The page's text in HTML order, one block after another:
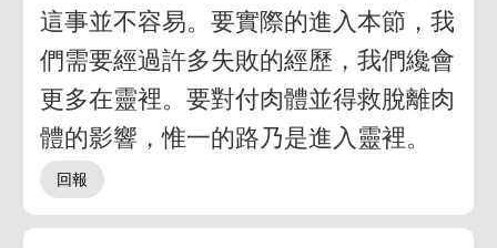
這事並不容易。要實際的進入本節，我
們需要經過許多失敗的經歷，我們纔會
更多在靈裡。要對付肉體並得救脫離肉
體的影響，惟一的路乃是進入靈裡。